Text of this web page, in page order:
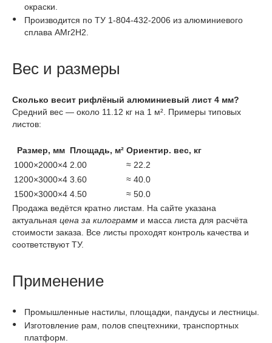
окраски.
Производится по ТУ 1-804-432-2006 из алюминиевого
сплава АМг2Н2.
Вес и размеры
Сколько весит рифлёный алюминиевый лист 4 мм?
Средний вес — около 11.12 кг на 1 м². Примеры типовых
листов:
Размер, мм Площадь, м² Ориентир. вес, кг
1000×2000×4 2.00
≈ 22.2
1200×3000×4 3.60
≈ 40.0
1500×3000×4 4.50
≈ 50.0
Продажа ведётся кратно листам. На сайте указана
актуальная цена за килограмм и масса листа для расчёта
стоимости заказа. Все листы проходят контроль качества и
соответствуют ТУ.
Применение
Промышленные настилы, площадки, пандусы и лестницы.
Изготовление рам, полов спецтехники, транспортных
платформ.